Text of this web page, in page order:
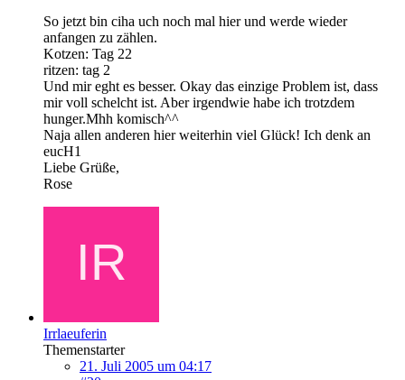
So jetzt bin ciha uch noch mal hier und werde wieder
anfangen zu zählen.
Kotzen: Tag 22
ritzen: tag 2
Und mir eght es besser. Okay das einzige Problem ist, dass
mir voll schelcht ist. Aber irgendwie habe ich trotzdem
hunger.Mhh komisch^^
Naja allen anderen hier weiterhin viel Glück! Ich denk an
eucH1
Liebe Grüße,
Rose
Irrlaeuferin
Themenstarter
21. Juli 2005 um 04:17